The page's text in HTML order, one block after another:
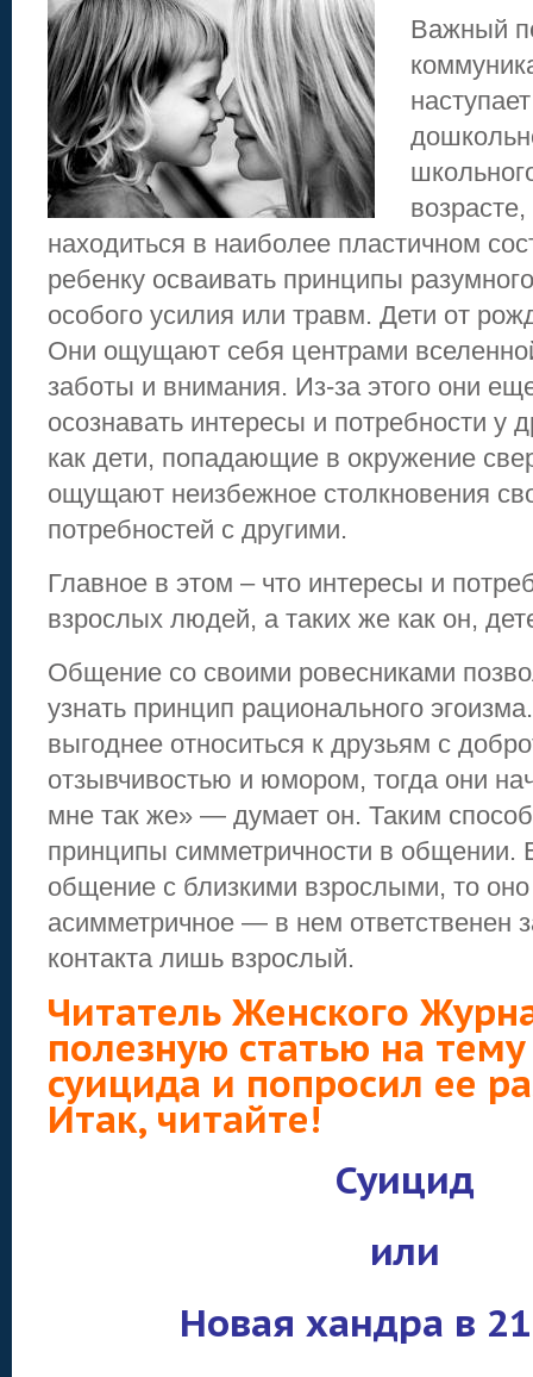
Важный
находиться в наиболее пластичном
ребенку осваивать принципы
особого усилия или травм. Дети от
Они ощущают себя центрами
заботы и внимания. Из-за этого они
осознавать интересы и потребности у
как дети, попадающие в окружение
ощущают неизбежное столкновения
потребностей с другими.
Главное в этом – что интересы и
взрослых людей, а таких же как он,
Общение со своими ровесниками
узнать принцип рационального
выгоднее относиться к друзьям с
отзывчивостью и юмором, тогда они
мне так же» — думает он. Таким
принципы симметричности в общении.
общение с близкими взрослыми, то
асимметричное — в нем ответственен
контакта лишь взрослый.
Читатель Женского
полезную статью на тему
суицида и попросил ее
Итак, читайте!
Суицид
или
Новая хандра в